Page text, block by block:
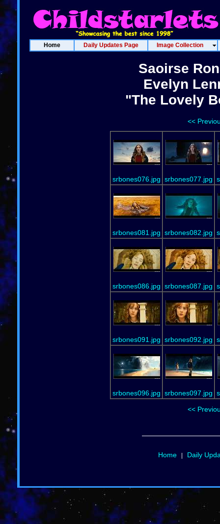
Home Daily Updates Page Image Collection
Saoirse
Evelyn
"The Lovely
<<
srbones076.jpg srbones077.jpg
srbones081.jpg srbones082.jpg
srbones086.jpg srbones087.jpg
srbones091.jpg srbones092.jpg
srbones096.jpg srbones097.jpg
<<
Home| Daily